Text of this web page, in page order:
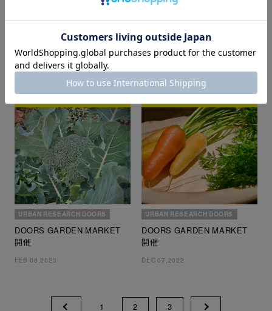
URBAN RESEARCH DOORS
DOORS GARDEN MARKET
開催
FEB 08,2023
URBAN RESEARCH DOORS
DOORS GARDEN MARKET
開催
DEC 07,2022
1 2 3